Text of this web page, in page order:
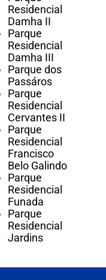
Residencial
Damha II
Parque
Residencial
Damha III
Parque dos
Passáros
Parque
Residencial
Cervantes II
Parque
Residencial
Francisco
Belo Galindo
Parque
Residencial
Funada
Parque
Residencial
Jardins